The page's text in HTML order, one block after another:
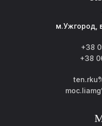
м.Ужгород,
+38
+38